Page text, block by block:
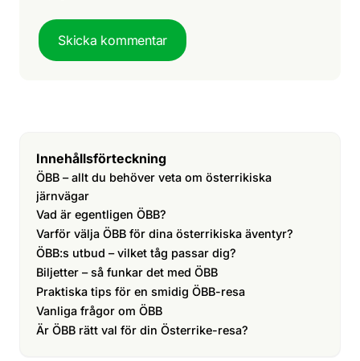
Skicka kommentar
Innehållsförteckning
ÖBB – allt du behöver veta om österrikiska
järnvägar
Vad är egentligen ÖBB?
Varför välja ÖBB för dina österrikiska äventyr?
ÖBB:s utbud – vilket tåg passar dig?
Biljetter – så funkar det med ÖBB
Praktiska tips för en smidig ÖBB-resa
Vanliga frågor om ÖBB
Är ÖBB rätt val för din Österrike-resa?